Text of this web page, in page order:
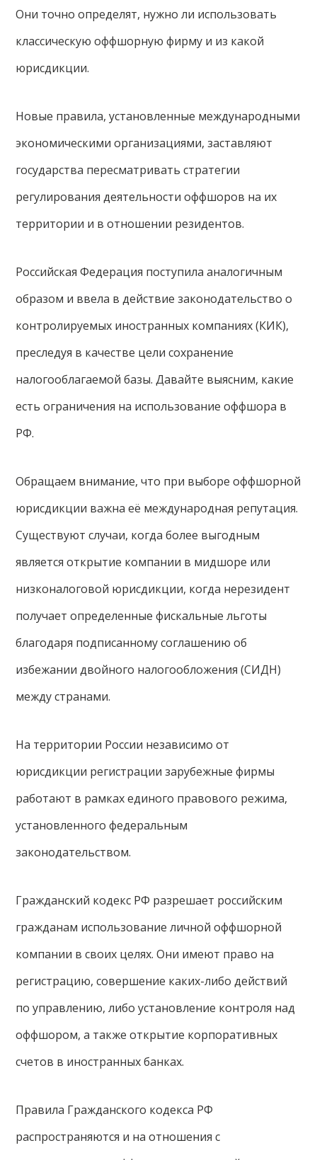
Они точно определят, нужно ли использовать
классическую оффшорную фирму и из какой
юрисдикции.
Новые правила, установленные международными
экономическими организациями, заставляют
государства пересматривать стратегии
регулирования деятельности оффшоров на их
территории и в отношении резидентов.
Российская Федерация поступила аналогичным
образом и ввела в действие законодательство о
контролируемых иностранных компаниях (КИК),
преследуя в качестве цели сохранение
налогооблагаемой базы. Давайте выясним, какие
есть ограничения на использование оффшора в
РФ.
Обращаем внимание, что при выборе оффшорной
юрисдикции важна её международная репутация.
Существуют случаи, когда более выгодным
является открытие компании в мидшоре или
низконалоговой юрисдикции, когда нерезидент
получает определенные фискальные льготы
благодаря подписанному соглашению об
избежании двойного налогообложения (СИДН)
между странами.
На территории России независимо от
юрисдикции регистрации зарубежные фирмы
работают в рамках единого правового режима,
установленного федеральным
законодательством.
Гражданский кодекс РФ разрешает российским
гражданам использование личной оффшорной
компании в своих целях. Они имеют право на
регистрацию, совершение каких-либо действий
по управлению, либо установление контроля над
оффшором, а также открытие корпоративных
счетов в иностранных банках.
Правила Гражданского кодекса РФ
распространяются и на отношения с